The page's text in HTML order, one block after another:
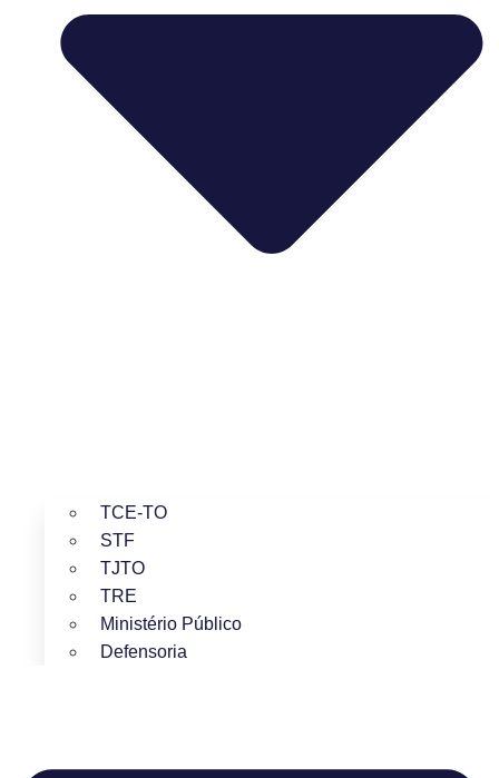
TCE-TO
STF
TJTO
TRE
Ministério Público
Defensoria